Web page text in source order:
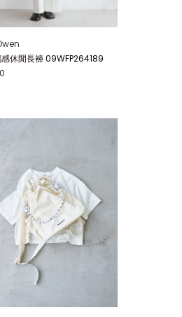
休閒長褲 09WFP264189